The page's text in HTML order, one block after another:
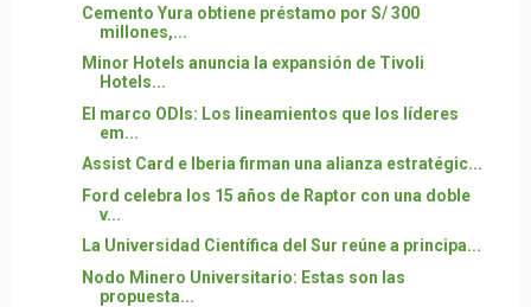
Cemento Yura obtiene préstamo por S/ 300
millones,...
Minor Hotels anuncia la expansión de Tivoli
Hotels...
El marco ODIs: Los lineamientos que los líderes
em...
Assist Card e Iberia firman una alianza estratégic...
Ford celebra los 15 años de Raptor con una doble
v...
La Universidad Científica del Sur reúne a principa...
Nodo Minero Universitario: Estas son las
propuesta...